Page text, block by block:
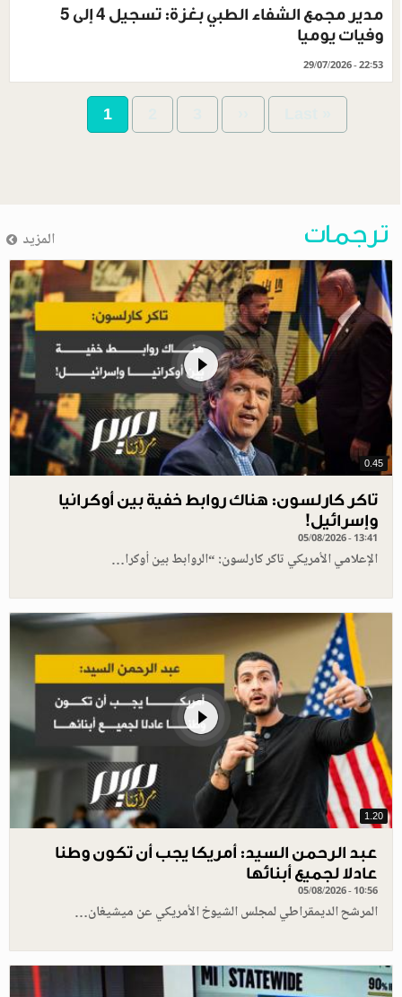
مدير مجمع الشفاء الطبي بغزة: تسجيل 4 إلى 5
وفيات يوميا
29/07/2026 - 22:53
Pagination
Current
page
1
page page
ترجمات المزيد
0.45
تاكر كارلسون: هناك روابط خفية بين أوكرانيا
وإسرائيل!
05/08/2026 - 13:41
الإعلامي الأمريكي تاكر كارلسون: “الروابط بين أوكرا…
1.20
عبد الرحمن السيد: أمريكا يجب أن تكون وطنا
عادلا لجميع أبنائها
05/08/2026 - 10:56
المرشح الديمقراطي لمجلس الشيوخ الأمريكي عن ميشيغان…